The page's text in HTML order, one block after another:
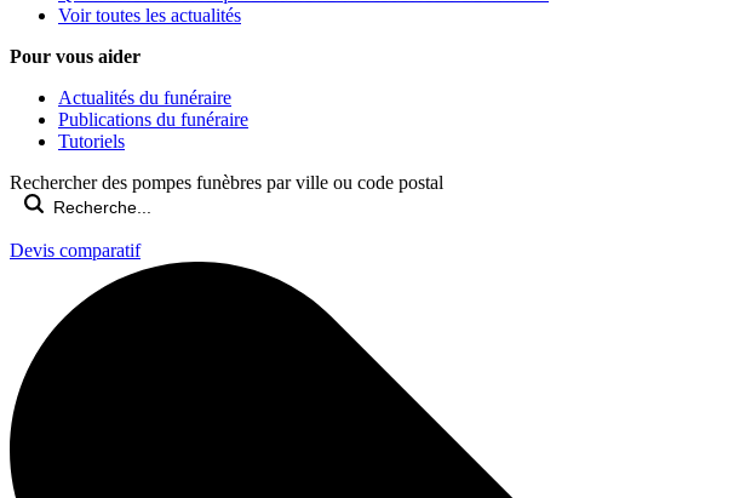
Voir toutes les actualités
Pour vous aider
Actualités du funéraire
Publications du funéraire
Tutoriels
Rechercher des pompes funèbres par ville ou code postal
Devis comparatif